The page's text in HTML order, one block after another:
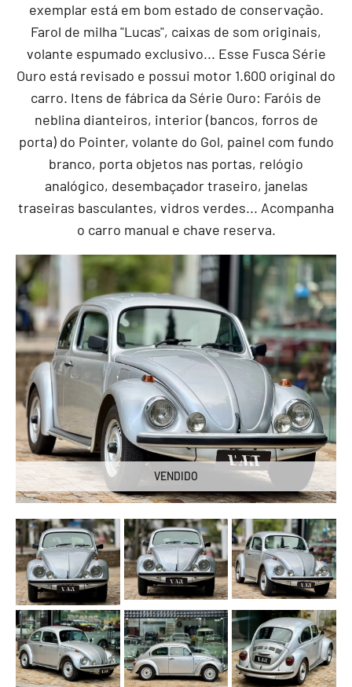
exemplar está em bom estado de conservação.
Farol de milha "Lucas", caixas de som originais,
volante espumado exclusivo... Esse Fusca Série
Ouro está revisado e possui motor 1.600 original do
carro. Itens de fábrica da Série Ouro: Faróis de
neblina dianteiros, interior (bancos, forros de
porta) do Pointer, volante do Gol, painel com fundo
branco, porta objetos nas portas, relógio
analógico, desembaçador traseiro, janelas
traseiras basculantes, vidros verdes... Acompanha
o carro manual e chave reserva.
VENDIDO